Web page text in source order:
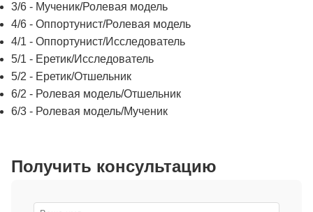
3/6 - Мученик/Ролевая модель
4/6 - Оппортунист/Ролевая модель
4/1 - Оппортунист/Исследователь
5/1 - Еретик/Исследователь
5/2 - Еретик/Отшельник
6/2 - Ролевая модель/Отшельник
6/3 - Ролевая модель/Мученик
Получить консультацию